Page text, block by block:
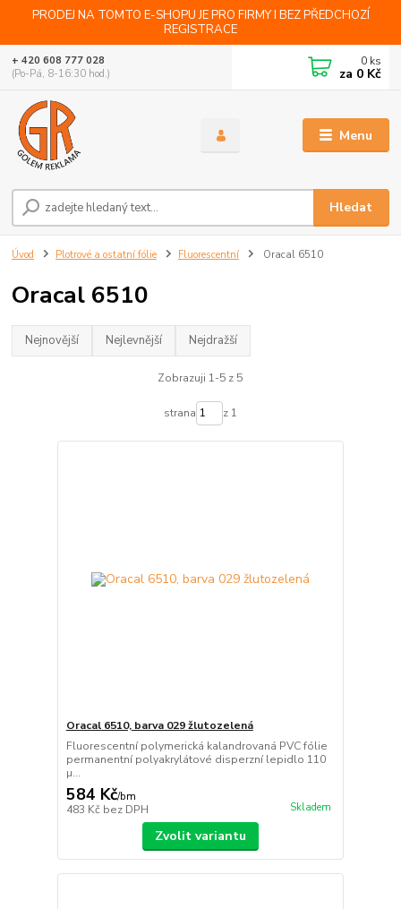
PRODEJ NA TOMTO E-SHOPU JE PRO FIRMY I BEZ PŘEDCHOZÍ
REGISTRACE
Menu
Hledat
+ 420 608 777 028
(Po-Pá, 8-16:30 hod.)
0 ks
za 0 Kč
Úvod Plotrové a ostatní fólie Fluorescentní Oracal 6510
Oracal 6510
Nejnovější Nejlevnější Nejdražší
Zobrazuji 1-5 z 5
strana z 1
Oracal 6510, barva 029 žlutozelená
Fluorescentní polymerická kalandrovaná PVC fólie
permanentní polyakrylátové disperzní lepidlo 110
µ...
584 Kč/bm
483 Kč bez DPH Skladem
Zvolit variantu